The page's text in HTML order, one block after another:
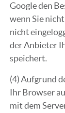
Google den
wenn Sie
nicht
der Anbieter
speichert.
(4) Aufgrund
Ihr Browser
mit dem